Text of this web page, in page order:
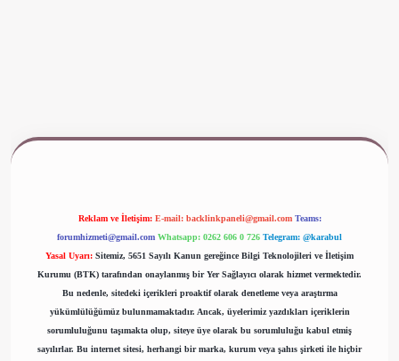
Reklam ve İletişim: E-mail: backlinkpaneli@gmail.com Teams:
forumhizmeti@gmail.com Whatsapp: 0262 606 0 726 Telegram: @karabul
Yasal Uyarı: Sitemiz, 5651 Sayılı Kanun gereğince Bilgi Teknolojileri ve İletişim
Kurumu (BTK) tarafından onaylanmış bir Yer Sağlayıcı olarak hizmet vermektedir.
Bu nedenle, sitedeki içerikleri proaktif olarak denetleme veya araştırma
yükümlülüğümüz bulunmamaktadır. Ancak, üyelerimiz yazdıkları içeriklerin
sorumluluğunu taşımakta olup, siteye üye olarak bu sorumluluğu kabul etmiş
sayılırlar. Bu internet sitesi, herhangi bir marka, kurum veya şahıs şirketi ile hiçbir